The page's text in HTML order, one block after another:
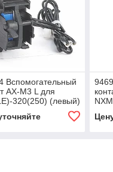
Вспомогательный
AX-M3 L для
320(250) (левый)